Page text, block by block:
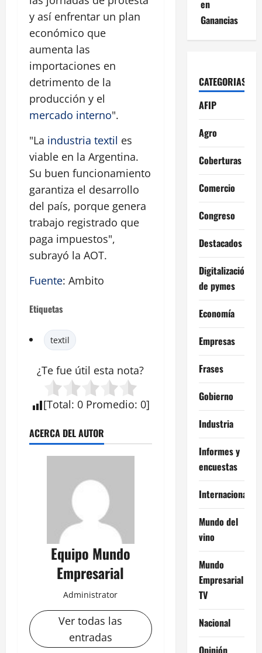
y así enfrentar un plan
económico que
aumenta las
importaciones en
detrimento de la
producción y el
mercado interno".
"La industria textil es
viable en la Argentina.
Su buen funcionamiento
garantiza el desarrollo
del país, porque genera
trabajo registrado que
paga impuestos",
subrayó la AOT.
Fuente: Ambito
Etiquetas
textil
¿Te fue útil esta nota?
[Total: 0 Promedio: 0]
ACERCA DEL AUTOR
Equipo Mundo
Empresarial
Administrator
Ver todas las
entradas
en
Ganancias
CATEGORIAS
AFIP
Agro
Coberturas
Comercio
Congreso
Destacados
Digitalización
de pymes
Economía
Empresas
Frases
Gobierno
Industria
Informes y
encuestas
Internacional
Mundo del
vino
Mundo
Empresarial
TV
Nacional
Opinión